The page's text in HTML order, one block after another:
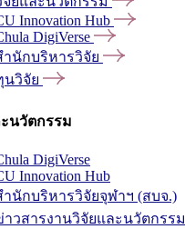
Innovation Hub
DigiVerse
ำนักบริหารวิจัย
นวิจัย
นวัตกรรม
DigiVerse
Innovation Hub
ำนักบริหารวิจัยจุฬาฯ (สบจ.)
าวสารงานวิจัยและนวัตกรรม